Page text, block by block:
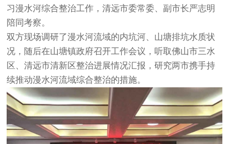
习漫水河综合整治工作，清远市委常委、副市长严志明
陪同考察。
双方现场调研了漫水河流域的内坑河、山塘排坑水质状
况，随后在山塘镇政府召开工作会议，听取佛山市三水
区、清远市清新区整治进展情况汇报，研究两市携手持
续推动漫水河流域综合整治的措施。